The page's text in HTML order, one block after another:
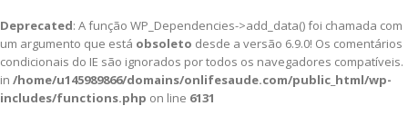
Deprecated: A função WP_Dependencies->add_data() foi chamada com
um argumento que está obsoleto desde a versão 6.9.0! Os comentários
condicionais do IE são ignorados por todos os navegadores compatíveis.
in /home/u145989866/domains/onlifesaude.com/public_html/wp-
includes/functions.php on line 6131